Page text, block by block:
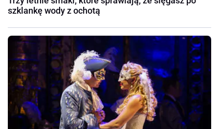
szklankę wody z ochotą